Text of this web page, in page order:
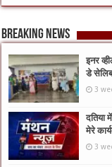
Breaking News
इनर
डे
3
दतिया
मेरे
3